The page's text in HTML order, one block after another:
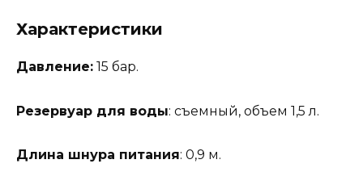
Характеристики
Давление: 15 бар.
Резервуар для воды: съемный, объем 1,5 л.
Длина шнура питания: 0,9 м.